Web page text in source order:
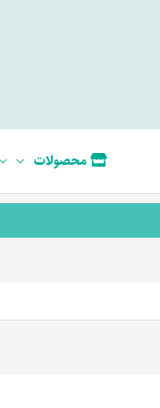
محصولات